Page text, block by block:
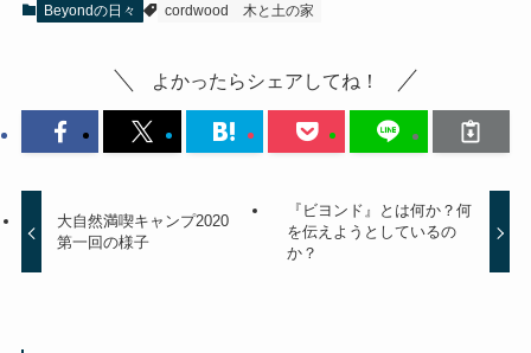
Beyondの日々 cordwood 木と土の家
よかったらシェアしてね！
大自然満喫キャンプ2020
第一回の様子
『ビヨンド』とは何か？何
を伝えようとしているの
か？